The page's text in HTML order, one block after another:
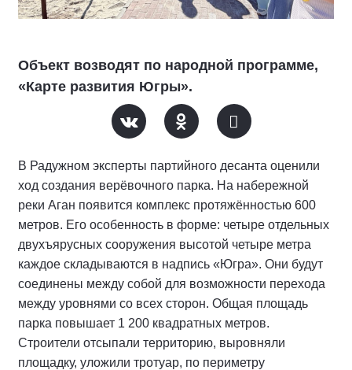
Объект возводят по народной программе,
«Карте развития Югры».
В Радужном эксперты партийного десанта оценили
ход создания верёвочного парка. На набережной
реки Аган появится комплекс протяжённостью 600
метров. Его особенность в форме: четыре отдельных
двухъярусных сооружения высотой четыре метра
каждое складываются в надпись «Югра». Они будут
соединены между собой для возможности перехода
между уровнями со всех сторон. Общая площадь
парка повышает 1 200 квадратных метров.
Строители отсыпали территорию, выровняли
площадку, уложили тротуар, по периметру